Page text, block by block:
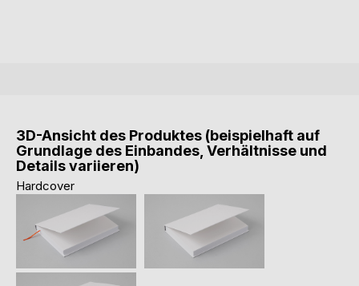
3D-Ansicht des Produktes (beispielhaft auf
Grundlage des Einbandes, Verhältnisse und
Details variieren)
Hardcover